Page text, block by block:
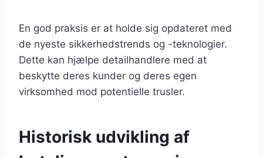
En god praksis er at holde sig opdateret med
de nyeste sikkerhedstrends og -teknologier.
Dette kan hjælpe detailhandlere med at
beskytte deres kunder og deres egen
virksomhed mod potentielle trusler.
Historisk udvikling af